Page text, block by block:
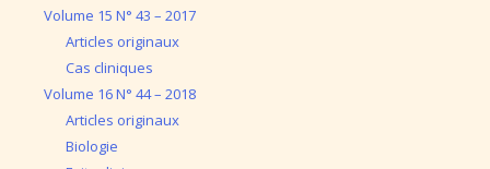
Volume 15 N° 43 – 2017
Articles originaux
Cas cliniques
Volume 16 N° 44 – 2018
Articles originaux
Biologie